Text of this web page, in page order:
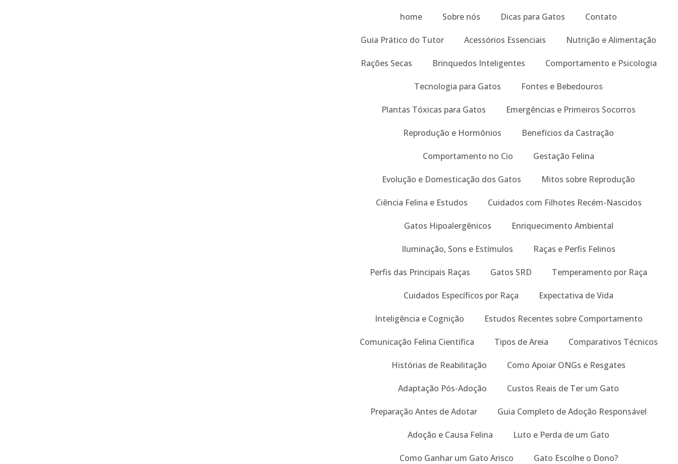
home Sobre nós Dicas para Gatos Contato
Guia Prático do Tutor Acessórios Essenciais Nutrição e Alimentação
Rações Secas Brinquedos Inteligentes Comportamento e Psicologia
Tecnologia para Gatos Fontes e Bebedouros
Plantas Tóxicas para Gatos Emergências e Primeiros Socorros
Reprodução e Hormônios Benefícios da Castração
Comportamento no Cio Gestação Felina
Evolução e Domesticação dos Gatos Mitos sobre Reprodução
Ciência Felina e Estudos Cuidados com Filhotes Recém-Nascidos
Gatos Hipoalergênicos Enriquecimento Ambiental
Iluminação, Sons e Estímulos Raças e Perfis Felinos
Perfis das Principais Raças Gatos SRD Temperamento por Raça
Cuidados Específicos por Raça Expectativa de Vida
Inteligência e Cognição Estudos Recentes sobre Comportamento
Comunicação Felina Científica Tipos de Areia Comparativos Técnicos
Histórias de Reabilitação Como Apoiar ONGs e Resgates
Adaptação Pós-Adoção Custos Reais de Ter um Gato
Preparação Antes de Adotar Guia Completo de Adoção Responsável
Adoção e Causa Felina Luto e Perda de um Gato
Como Ganhar um Gato Arisco Gato Escolhe o Dono?